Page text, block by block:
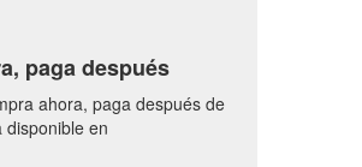
paga después
ahora, paga después de
disponible en